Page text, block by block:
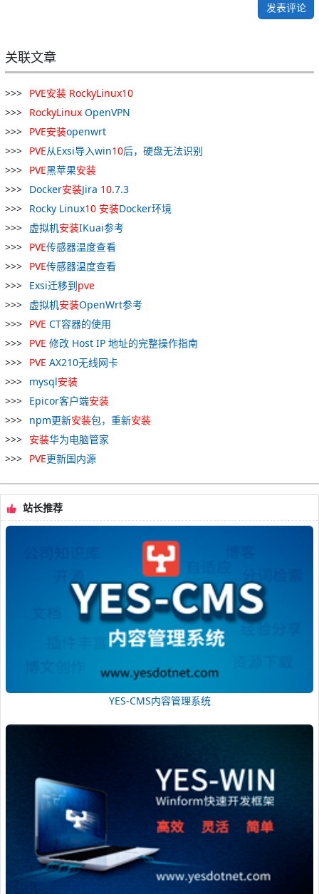
发表评论
关联文章
PVE安装 RockyLinux10
RockyLinux OpenVPN
PVE安装openwrt
PVE从Exsi导入win10后，硬盘无法识别
PVE黑苹果安装
Docker安装Jira 10.7.3
Rocky Linux10 安装Docker环境
虚拟机安装IKuai参考
PVE传感器温度查看
PVE传感器温度查看
Exsi迁移到pve
虚拟机安装OpenWrt参考
PVE CT容器的使用
PVE 修改 Host IP 地址的完整操作指南
PVE AX210无线网卡
mysql安装
Epicor客户端安装
npm更新安装包，重新安装
安装华为电脑管家
PVE更新国内源
站长推荐
YES-CMS内容管理系统